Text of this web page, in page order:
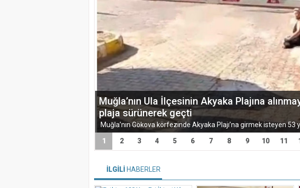
Muğla’nın Ula İlçesinin Akyaka Plajına
plaja sürünerek geçti
1 2 3 4 5 6 7 8 9 10 11
İLGİLİ HABERLER